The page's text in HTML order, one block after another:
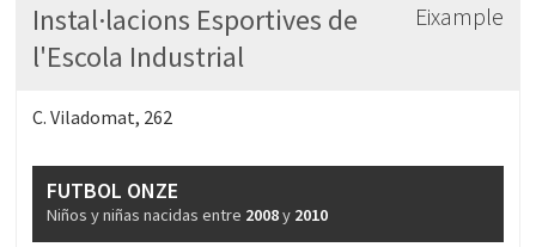
Instal·lacions Esportives de
l'Escola Industrial
Eixample
C. Viladomat, 262
FUTBOL ONZE
Niños y niñas nacidas entre 2008y 2010